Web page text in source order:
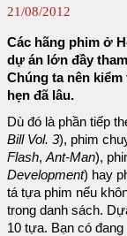
21/08/2012
Các hãng phim ở
dự án lớn đầy
Chúng ta nên
hẹn đã lâu.
Dù đó là phần tiếp
Bill Vol. 3), phim
Flash, Ant-Man),
Development) hay
tá tựa phim nếu
trong danh sách.
10 tựa. Bạn có